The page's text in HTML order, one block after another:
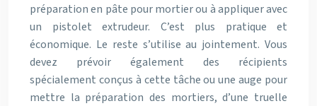
préparation en pâte pour mortier ou à appliquer avec
un pistolet extrudeur. C’est plus pratique et
économique. Le reste s’utilise au jointement. Vous
devez prévoir également des récipients
spécialement conçus à cette tâche ou une auge pour
mettre la préparation des mortiers, d’une truelle